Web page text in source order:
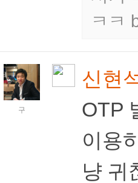
ㅋㅋ
구
신현
OTP
이용
냥 귀